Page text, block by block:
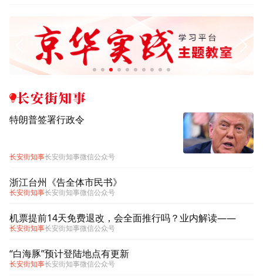
长安街知事
特朗普签署行政令
长安街知事长安街知事微信公众号
浙江台州《告全体市民书》
长安街知事长安街知事微信公众号
机票提前14天免费退改，会全面推行吗？业内解读——
长安街知事长安街知事微信公众号
“白海豚”预计登陆地点有更新
长安街知事长安街知事微信公众号